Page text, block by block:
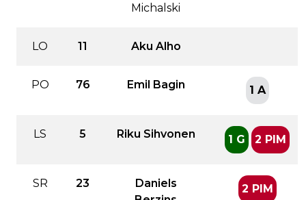
Michalski
LO 11 Aku Alho
PO 76 Emil Bagin 1 A
LS 5 Riku Sihvonen 1 G 2 PIM
SR 23
Daniels
2 PIM